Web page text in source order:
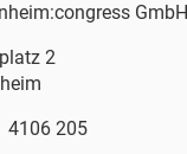
GmbH
2
4106 205